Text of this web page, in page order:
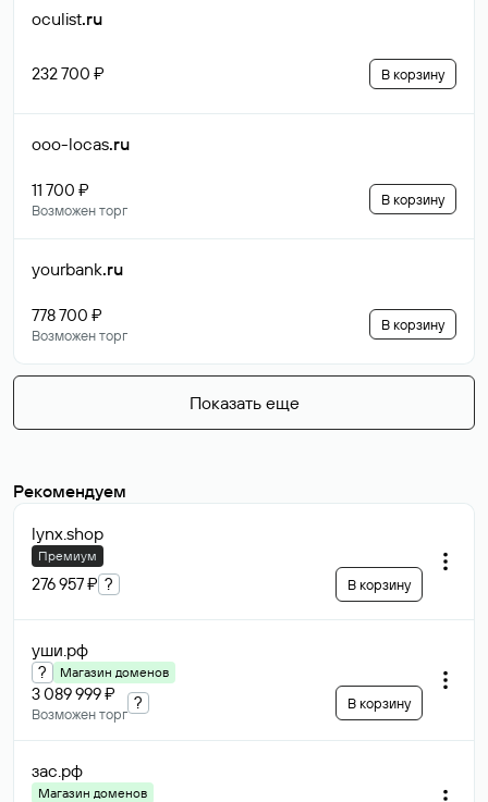
oculist.ru
232 700 ₽ В корзину
ooo-locas.ru
11 700 ₽
Возможен торг
В корзину
yourbank.ru
778 700 ₽
Возможен торг
В корзину
Показать еще
Рекомендуем
lynx.shop
Премиум
276 957 ₽ ? В корзину
уши.рф
? Магазин доменов
3 089 999 ₽
Возможен торг
? В корзину
зас.рф
Магазин доменов